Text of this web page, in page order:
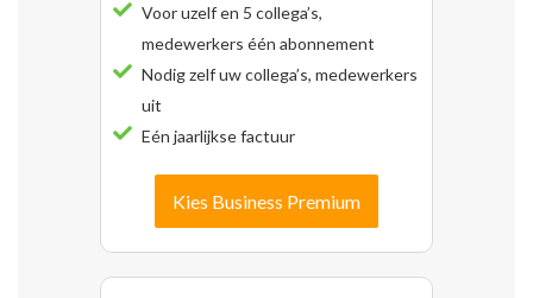
Voor uzelf en 5 collega’s,
medewerkers één abonnement
Nodig zelf uw collega’s, medewerkers
uit
Eén jaarlijkse factuur
Kies Business Premium